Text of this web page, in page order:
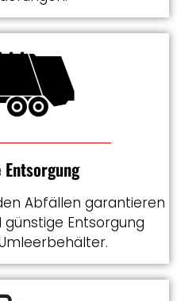
Abfällen garantieren
Entsorgung